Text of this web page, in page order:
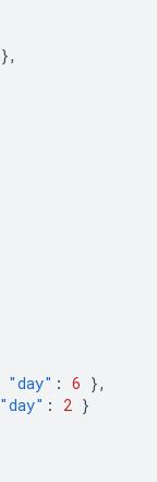
},
"day" : 6 },
"day" : 2 }